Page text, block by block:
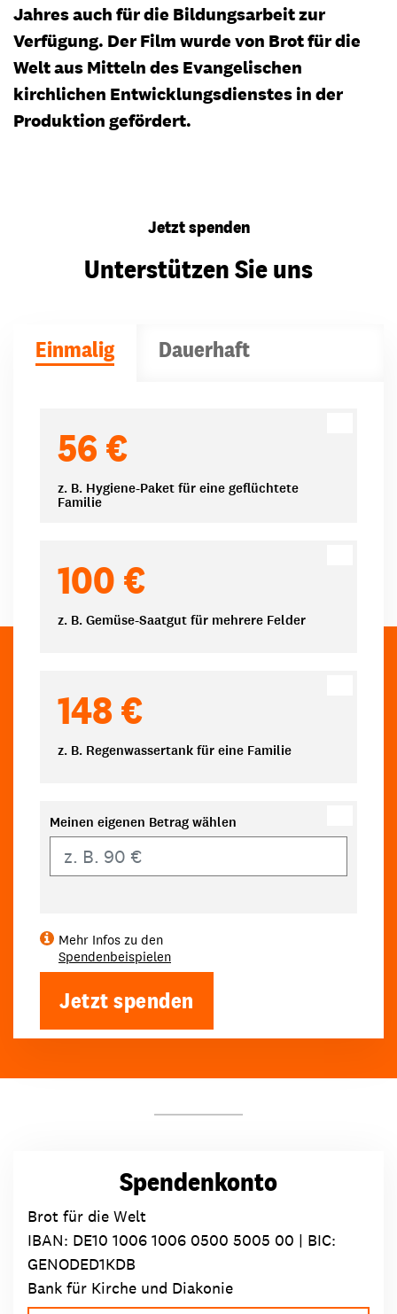
Jahres auch für die Bildungsarbeit zur
Verfügung. Der Film wurde von Brot für die
Welt aus Mitteln des Evangelischen
kirchlichen Entwicklungsdienstes in der
Produktion gefördert.
Jetzt spenden
Unterstützen Sie uns
Einmalig Dauerhaft
56 €
z. B. Hygiene-Paket für eine geflüchtete
Familie
100 €
z. B. Gemüse-Saatgut für mehrere Felder
148 €
z. B. Regenwassertank für eine Familie
Meinen eigenen Betrag wählen
Mehr Infos zu den
Spendenbeispielen
Jetzt spenden
Spendenkonto
Brot für die Welt
IBAN: DE10 1006 1006 0500 5005 00 | BIC:
GENODED1KDB
Bank für Kirche und Diakonie